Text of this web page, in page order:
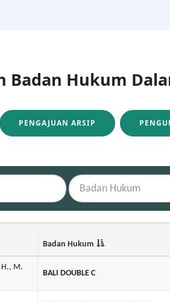
Badan Hukum
PENGAJUAN ARSIP
Badan Hukum
H., M.
BALI DOUBLE C